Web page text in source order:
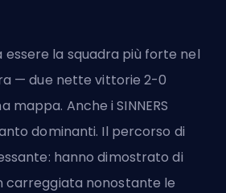
essere la squadra più forte nel
— due nette vittorie 2-0
mappa. Anche i SINNERS
dominanti. Il percorso di
hanno dimostrato di
carreggiata nonostante le